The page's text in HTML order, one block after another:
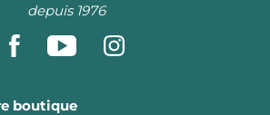
depuis 1976
boutique